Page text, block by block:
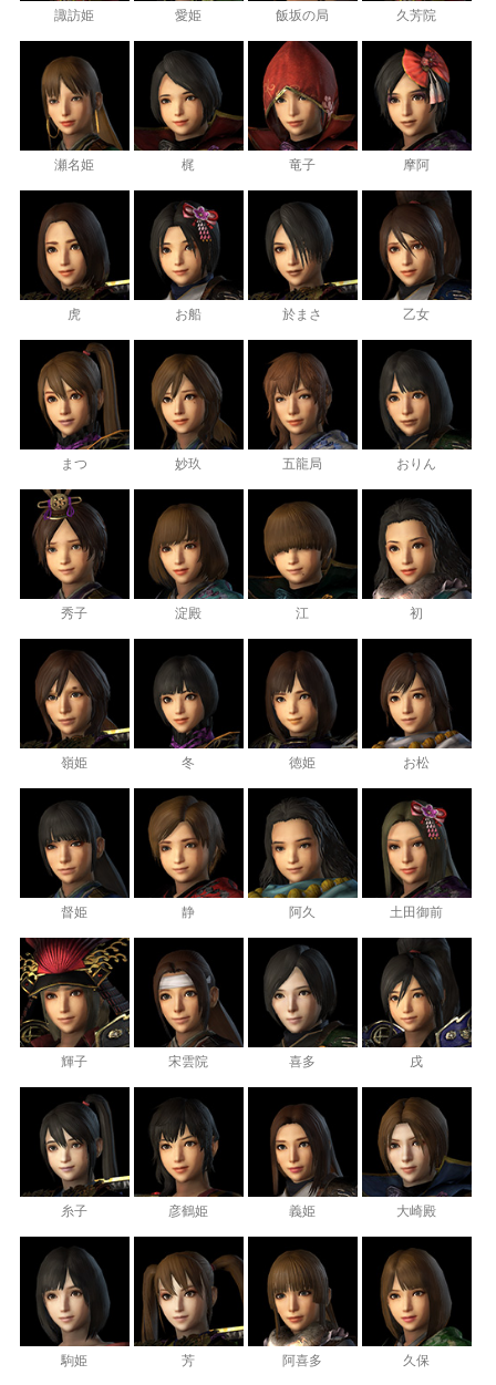
諏訪姫 愛姫 飯坂の局 久芳院
瀬名姫 梶 竜子 摩阿
虎 お船 於まさ 乙女
まつ 妙玖 五龍局 おりん
秀子 淀殿 江 初
嶺姫 冬 徳姫 お松
督姫 静 阿久 土田御前
輝子 宋雲院 喜多 戌
糸子 彦鶴姫 義姫 大崎殿
駒姫 芳 阿喜多 久保